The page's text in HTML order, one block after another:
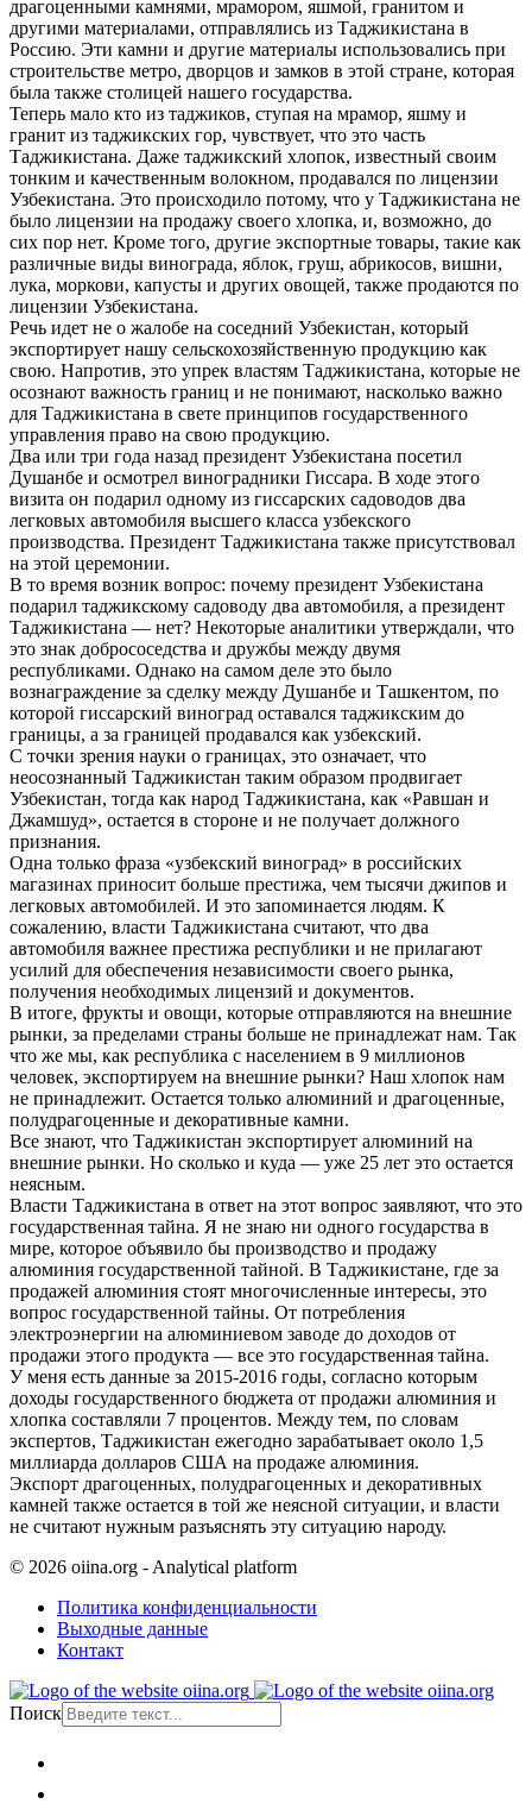
драгоценными камнями, мрамором, яшмой, гранитом и
другими материалами, отправлялись из Таджикистана в
Россию. Эти камни и другие материалы использовались при
строительстве метро, дворцов и замков в этой стране, которая
была также столицей нашего государства.
Теперь мало кто из таджиков, ступая на мрамор, яшму и
гранит из таджикских гор, чувствует, что это часть
Таджикистана. Даже таджикский хлопок, известный своим
тонким и качественным волокном, продавался по лицензии
Узбекистана. Это происходило потому, что у Таджикистана не
было лицензии на продажу своего хлопка, и, возможно, до
сих пор нет. Кроме того, другие экспортные товары, такие как
различные виды винограда, яблок, груш, абрикосов, вишни,
лука, моркови, капусты и других овощей, также продаются по
лицензии Узбекистана.
Речь идет не о жалобе на соседний Узбекистан, который
экспортирует нашу сельскохозяйственную продукцию как
свою. Напротив, это упрек властям Таджикистана, которые не
осознают важность границ и не понимают, насколько важно
для Таджикистана в свете принципов государственного
управления право на свою продукцию.
Два или три года назад президент Узбекистана посетил
Душанбе и осмотрел виноградники Гиссара. В ходе этого
визита он подарил одному из гиссарских садоводов два
легковых автомобиля высшего класса узбекского
производства. Президент Таджикистана также присутствовал
на этой церемонии.
В то время возник вопрос: почему президент Узбекистана
подарил таджикскому садоводу два автомобиля, а президент
Таджикистана — нет? Некоторые аналитики утверждали, что
это знак добрососедства и дружбы между двумя
республиками. Однако на самом деле это было
вознаграждение за сделку между Душанбе и Ташкентом, по
которой гиссарский виноград оставался таджикским до
границы, а за границей продавался как узбекский.
С точки зрения науки о границах, это означает, что
неосознанный Таджикистан таким образом продвигает
Узбекистан, тогда как народ Таджикистана, как «Равшан и
Джамшуд», остается в стороне и не получает должного
признания.
Одна только фраза «узбекский виноград» в российских
магазинах приносит больше престижа, чем тысячи джипов и
легковых автомобилей. И это запоминается людям. К
сожалению, власти Таджикистана считают, что два
автомобиля важнее престижа республики и не прилагают
усилий для обеспечения независимости своего рынка,
получения необходимых лицензий и документов.
В итоге, фрукты и овощи, которые отправляются на внешние
рынки, за пределами страны больше не принадлежат нам. Так
что же мы, как республика с населением в 9 миллионов
человек, экспортируем на внешние рынки? Наш хлопок нам
не принадлежит. Остается только алюминий и драгоценные,
полудрагоценные и декоративные камни.
Все знают, что Таджикистан экспортирует алюминий на
внешние рынки. Но сколько и куда — уже 25 лет это остается
неясным.
Власти Таджикистана в ответ на этот вопрос заявляют, что это
государственная тайна. Я не знаю ни одного государства в
мире, которое объявило бы производство и продажу
алюминия государственной тайной. В Таджикистане, где за
продажей алюминия стоят многочисленные интересы, это
вопрос государственной тайны. От потребления
электроэнергии на алюминиевом заводе до доходов от
продажи этого продукта — все это государственная тайна.
У меня есть данные за 2015-2016 годы, согласно которым
доходы государственного бюджета от продажи алюминия и
хлопка составляли 7 процентов. Между тем, по словам
экспертов, Таджикистан ежегодно зарабатывает около 1,5
миллиарда долларов США на продаже алюминия.
Экспорт драгоценных, полудрагоценных и декоративных
камней также остается в той же неясной ситуации, и власти
не считают нужным разъяснять эту ситуацию народу.
© 2026 oiina.org - Analytical platform
Политика конфиденциальности
Выходные данные
Контакт
Поиск